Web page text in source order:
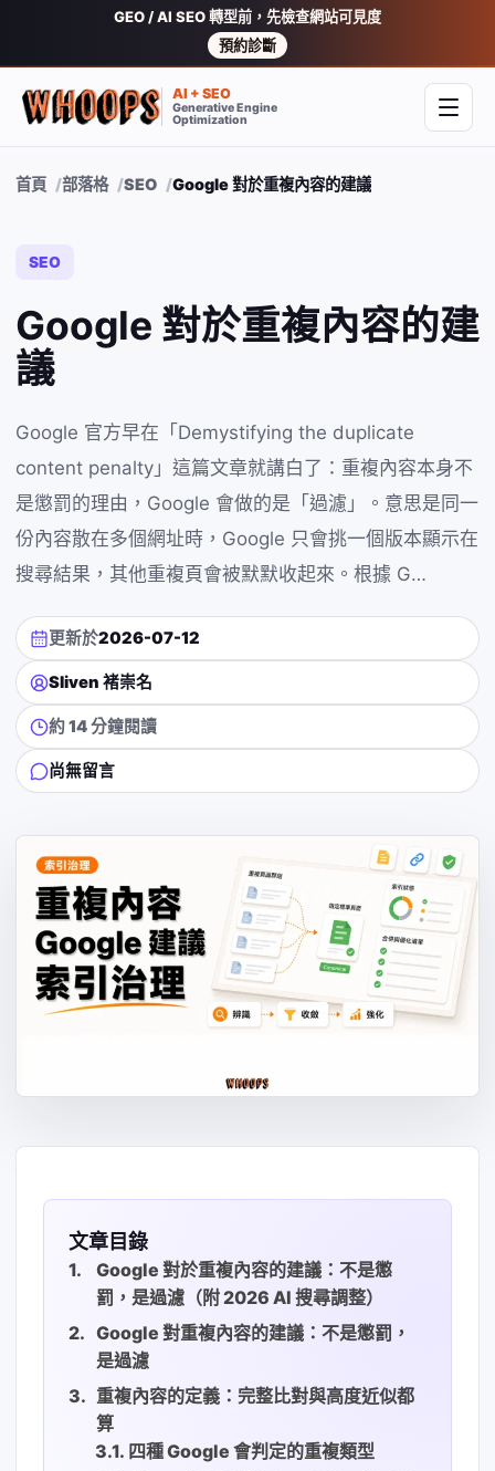
GEO / AI SEO 轉型前，先檢查網站可見度
預約診斷
AI + SEO
Generative Engine
Optimization
開啟
首頁 部落格 SEO Google 對於重複內容的建議
SEO
Google 對於重複內容的建
議
Google 官方早在「Demystifying the duplicate
content penalty」這篇文章就講白了：重複內容本身不
是懲罰的理由，Google 會做的是「過濾」。意思是同一
份內容散在多個網址時，Google 只會挑一個版本顯示在
搜尋結果，其他重複頁會被默默收起來。根據 G…
更新於2026-07-12
Sliven 褚崇名
約 14 分鐘閱讀
尚無留言
文章目錄
Google 對於重複內容的建議：不是懲
罰，是過濾（附 2026 AI 搜尋調整）
Google 對重複內容的建議：不是懲罰，
是過濾
重複內容的定義：完整比對與高度近似都
算
四種 Google 會判定的重複類型